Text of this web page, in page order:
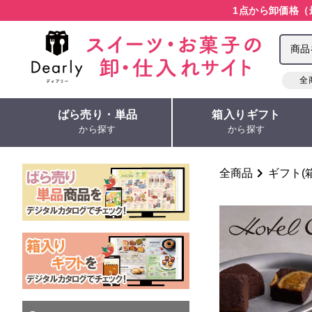
1点から卸価格
全
ばら売り・単品
から探す
箱入りギフト
から探す
全商品 ギフト(